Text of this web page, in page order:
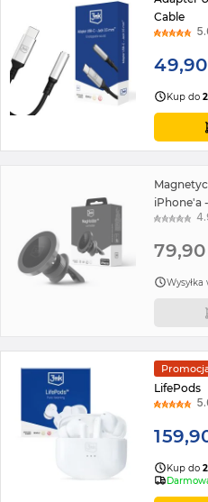
Cable
49,90
Kup do
iPhone'a
79,90
LifePods
Kup do